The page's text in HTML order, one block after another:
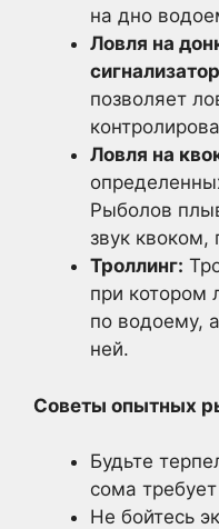
на дно
Ловля на
позволяет
Ловля на
Рыболов
звук квоком,
Троллинг:
при котором
по водоему,
ней.
Советы опытных
Будьте
сома
Не бойтесь